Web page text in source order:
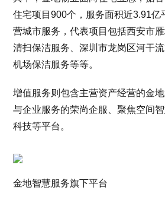
住宅项目900个，服务面积近3.91亿
营城市服务，代表项目包括西安市
清扫保洁服务、深圳市龙岗区河干
机场保洁服务等等。
增值服务则包含主营资产经营的金
与企业服务的荣尚企服、聚焦空间
科技等平台。
金地智慧服务旗下平台